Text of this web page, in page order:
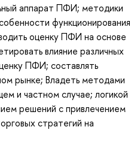
аппарат ПФИ; методики
функционирования
оценку ПФИ на основе
влияние различных
ПФИ; составлять
рынке; Владеть методами
и частном случае; логикой
решений с привлечением
стратегий на